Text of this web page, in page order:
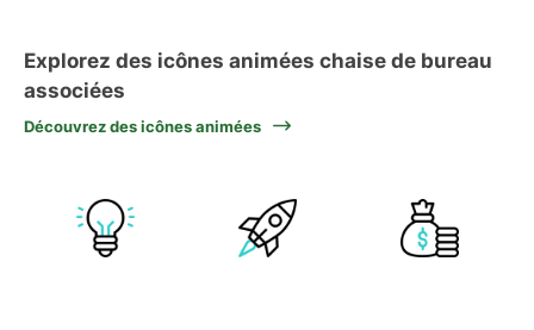
Explorez des icônes animées chaise de bureau
associées
Découvrez des icônes animées